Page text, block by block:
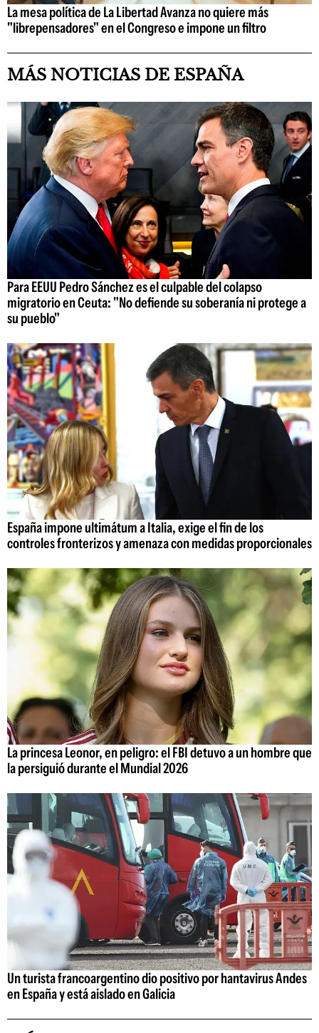
La mesa política de La Libertad Avanza no quiere más
"librepensadores" en el Congreso e impone un filtro
MÁS NOTICIAS DE ESPAÑA
Para EEUU Pedro Sánchez es el culpable del colapso
migratorio en Ceuta: "No defiende su soberanía ni protege a
su pueblo"
España impone ultimátum a Italia, exige el fin de los
controles fronterizos y amenaza con medidas proporcionales
La princesa Leonor, en peligro: el FBI detuvo a un hombre que
la persiguió durante el Mundial 2026
Un turista francoargentino dio positivo por hantavirus Andes
en España y está aislado en Galicia